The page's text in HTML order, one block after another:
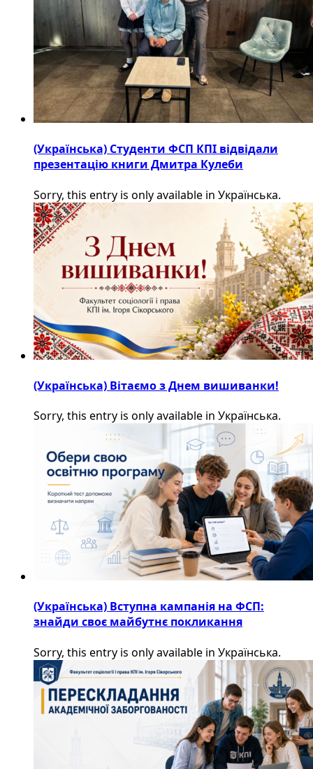
(Українська) Студенти ФСП КПІ відвідали
презентацію книги Дмитра Кулеби
Sorry, this entry is only available in Українська.
(Українська) Вітаємо з Днем вишиванки!
Sorry, this entry is only available in Українська.
(Українська) Вступна кампанія на ФСП:
знайди своє майбутнє покликання
Sorry, this entry is only available in Українська.